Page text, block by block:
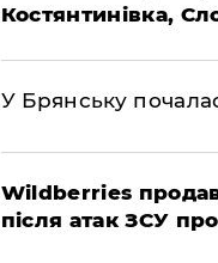
Костянтинівка,
У Брянську
Wildberries продав
після атак ЗСУ